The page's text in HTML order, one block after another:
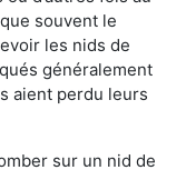
souvent le
les nids de
généralement
aient perdu leurs
sur un nid de